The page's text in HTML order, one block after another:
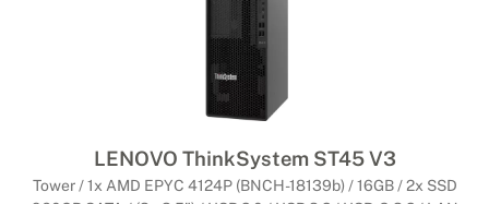
LENOVO ThinkSystem ST45 V3
Tower / 1x AMD EPYC 4124P (BNCH-18139b) / 16GB / 2x SSD